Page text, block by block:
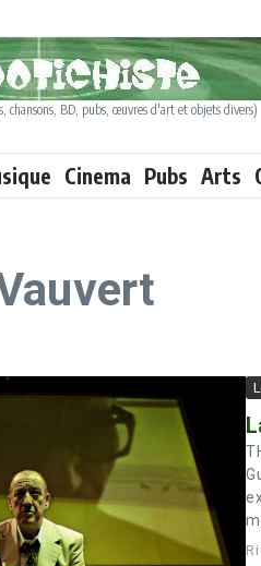
chansons, BD, pubs, œuvres d'art et objets divers)
Cinema Pubs Arts